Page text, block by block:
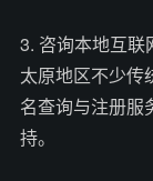
3. 咨询本地互联
太原地区不少传
名查询与注册服
持。